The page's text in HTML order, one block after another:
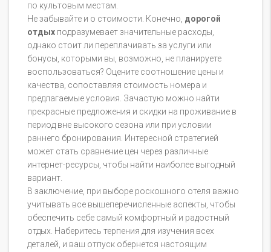
по культовым местам.
Не забывайте и о стоимости. Конечно, дорогой
отдых подразумевает значительные расходы,
однако стоит ли переплачивать за услуги или
бонусы, которыми вы, возможно, не планируете
воспользоваться? Оцените соотношение цены и
качества, сопоставляя стоимость номера и
предлагаемые условия. Зачастую можно найти
прекрасные предложения и скидки на проживание в
период вне высокого сезона или при условии
раннего бронирования. Интересной стратегией
может стать сравнение цен через различные
интернет-ресурсы, чтобы найти наиболее выгодный
вариант.
В заключение, при выборе роскошного отеля важно
учитывать все вышеперечисленные аспекты, чтобы
обеспечить себе самый комфортный и радостный
отдых. Наберитесь терпения для изучения всех
деталей, и ваш отпуск обернется настоящим